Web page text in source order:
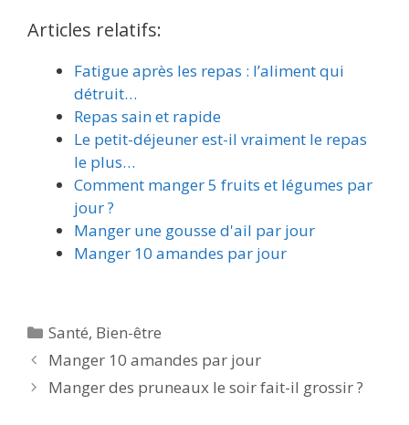
Articles relatifs:
Fatigue après les repas : l’aliment qui
détruit…
Repas sain et rapide
Le petit-déjeuner est-il vraiment le repas
le plus…
Comment manger 5 fruits et légumes par
jour ?
Manger une gousse d'ail par jour
Manger 10 amandes par jour
Santé, Bien-être
Manger 10 amandes par jour
Manger des pruneaux le soir fait-il grossir ?